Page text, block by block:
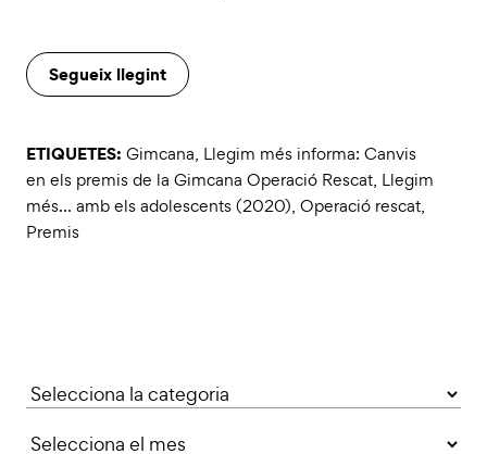
Segueix llegint
ETIQUETES: Gimcana, Llegim més informa: Canvis
en els premis de la Gimcana Operació Rescat, Llegim
més... amb els adolescents (2020), Operació rescat,
Premis
Categories